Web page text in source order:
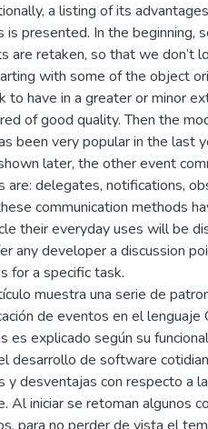
a listing of its
is presented. In the beginning,
are retaken, so that we don’t
with some of the object
to have in a greater or minor
of good quality. Then the
been very popular in the last
later, the other event
are: delegates, notifications,
communication methods
their everyday uses will be
any developer a discussion
for a specific task.
muestra una serie de
de eventos en el
es explicado según su
desarrollo de software
y desventajas con respecto a
Al iniciar se retoman algunos